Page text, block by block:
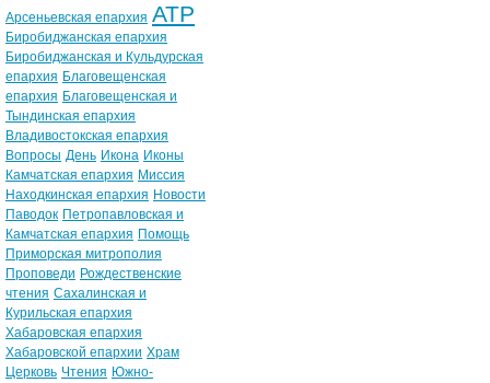
Арсеньевская епархия АТР
Биробиджанская епархия
Биробиджанская и Кульдурская
епархия Благовещенская
епархия Благовещенская и
Тындинская епархия
Владивостокская епархия
Вопросы День Икона Иконы
Камчатская епархия Миссия
Находкинская епархия Новости
Паводок Петропавловская и
Камчатская епархия Помощь
Приморская митрополия
Проповеди Рождественские
чтения Сахалинская и
Курильская епархия
Хабаровская епархия
Хабаровской епархии Храм
Церковь Чтения Южно-